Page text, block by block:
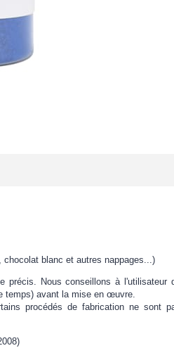
blanc et autres nappages...)
précis. Nous conseillons à l'utilisateur
temps) avant la mise en œuvre.
procédés de fabrication ne sont